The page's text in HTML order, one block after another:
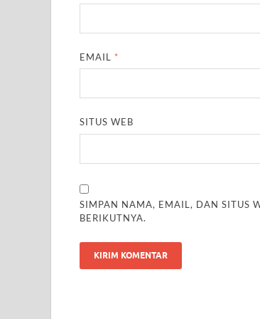
EMAIL *
SITUS WEB
SIMPAN NAMA, EMAIL, DAN SITUS
BERIKUTNYA.